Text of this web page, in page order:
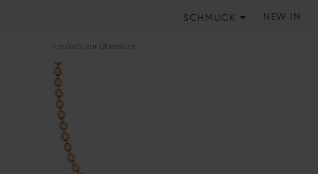
SCHMUCK NEW IN
< zurück zur Übersicht